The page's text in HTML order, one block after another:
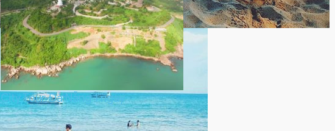
City Tour Đà Nẵng 1 ngày